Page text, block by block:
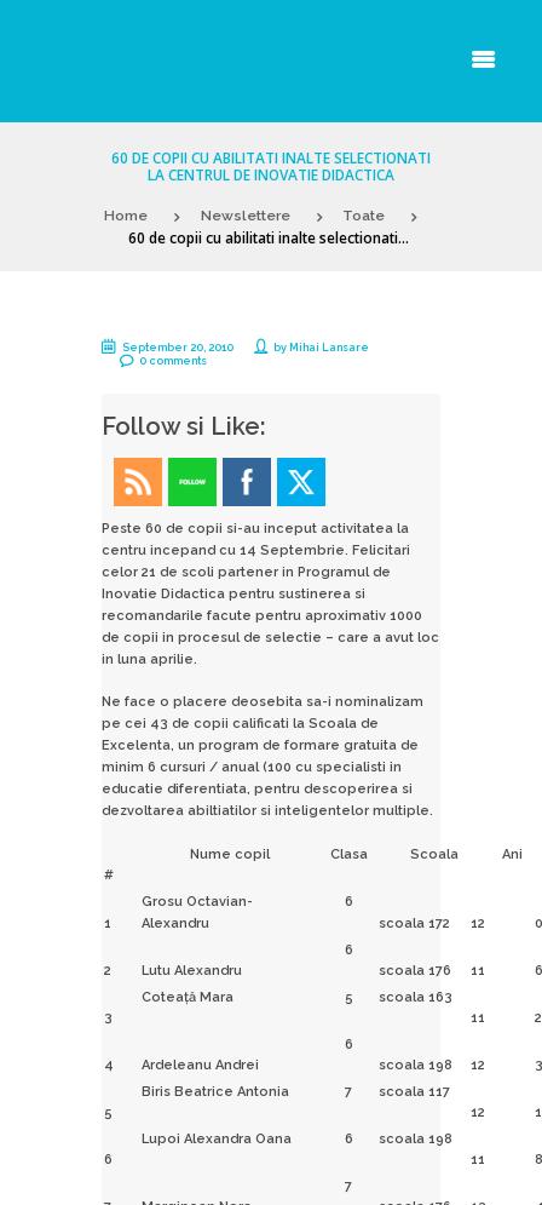
60 DE COPII CU ABILITATI INALTE SELECTIONATI
LA CENTRUL DE INOVATIE DIDACTICA
Home Newslettere Toate
60 de copii cu abilitati inalte selectionati...
September 20, 2010 by Mihai Lansare
0 comments
Follow si Like:
Peste 60 de copii si-au inceput activitatea la
centru incepand cu 14 Septembrie. Felicitari
celor 21 de scoli partener in Programul de
Inovatie Didactica pentru sustinerea si
recomandarile facute pentru aproximativ 1000
de copii in procesul de selectie – care a avut loc
in luna aprilie.
Ne face o placere deosebita sa-i nominalizam
pe cei 43 de copii calificati la Scoala de
Excelenta, un program de formare gratuita de
minim 6 cursuri / anual (100 cu specialisti in
educatie diferentiata, pentru descoperirea si
dezvoltarea abiltiatilor si inteligentelor multiple.
#
Nume copil Clasa Scoala Ani
1
Grosu Octavian-
Alexandru
6
scoala 172
12 0
2 Lutu Alexandru
6
scoala 176
11 6
3
Coteaţă Mara 5
scoala 163
11
2
4 Ardeleanu Andrei
6
scoala 198
12 3
5
Biris Beatrice Antonia 7
scoala 117
12
6
Lupoi Alexandra Oana 6
scoala 198
11
8
7